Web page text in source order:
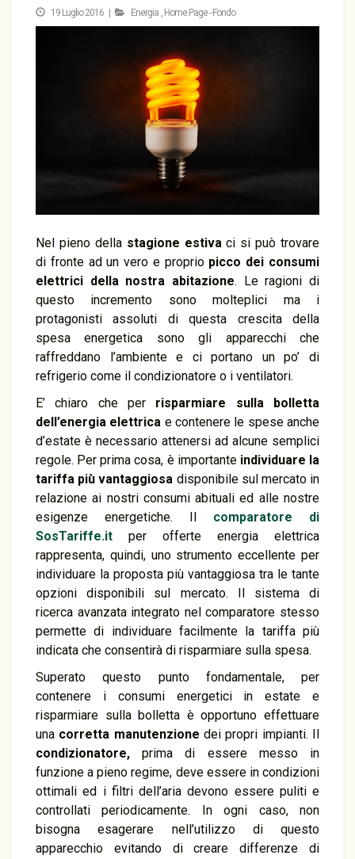
19 Luglio 2016 | Energia , Home Page - Fondo
Nel pieno della stagione estivaci si può trovare
di fronte ad un vero e propriopicco dei consumi
elettrici della nostra abitazione. Le ragioni di
questo incremento sono molteplici ma i
protagonisti assoluti di questa crescita della
spesa energetica sono gli apparecchi che
raffreddano l’ambiente e ci portano un po’ di
refrigerio come il condizionatore o i ventilatori.
E’ chiaro che per risparmiare sulla bolletta
dell’energia elettrica e contenere le spese anche
d’estate è necessario attenersi ad alcune semplici
regole. Per prima cosa, è importante individuare la
tariffa più vantaggiosa disponibile sul mercato in
relazione ai nostri consumi abituali ed alle nostre
esigenze energetiche. Il comparatore di
SosTariffe.it per offerte energia elettrica
rappresenta, quindi, uno strumento eccellente per
individuare la proposta più vantaggiosa tra le tante
opzioni disponibili sul mercato. Il sistema di
ricerca avanzata integrato nel comparatore stesso
permette di individuare facilmente la tariffa più
indicata che consentirà di risparmiare sulla spesa.
Superato questo punto fondamentale, per
contenere i consumi energetici in estate e
risparmiare sulla bolletta è opportuno effettuare
una corretta manutenzione dei propri impianti. Il
condizionatore, prima di essere messo in
funzione a pieno regime, deve essere in condizioni
ottimali ed i filtri dell’aria devono essere puliti e
controllati periodicamente. In ogni caso, non
bisogna esagerare nell’utilizzo di questo
apparecchio evitando di creare differenze di